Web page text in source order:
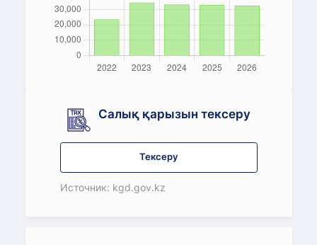
Салық қарызын тексеру
Тексеру
Источник: kgd.gov.kz